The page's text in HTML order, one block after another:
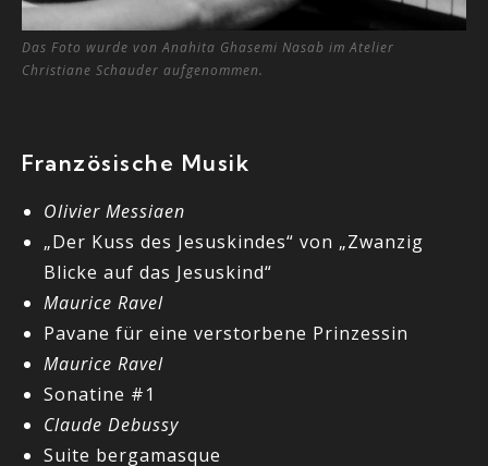
Das Foto wurde von Anahita Ghasemi Nasab im Atelier
Christiane Schauder aufgenommen.
Französische Musik
Olivier Messiaen
„Der Kuss des Jesuskindes“ von „Zwanzig
Blicke auf das Jesuskind“
Maurice Ravel
Pavane für eine verstorbene Prinzessin
Maurice Ravel
Sonatine #1
Claude Debussy
Suite bergamasque